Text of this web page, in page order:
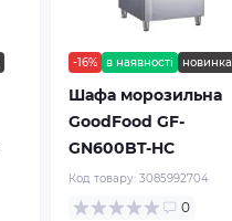
-16% в наявності новинка
Шафа морозильна
GoodFood GF-
GN600BT-HC
Код товару: 3085992704
0